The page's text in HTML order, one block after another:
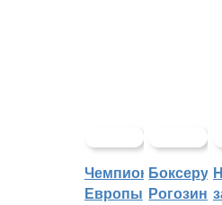
Чемпионат
Европы
Боксеру
Рогозину